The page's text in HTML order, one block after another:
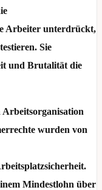
Arbeiter unterdrückt,
Sie
und Brutalität die
wurden von
Mindestlohn über